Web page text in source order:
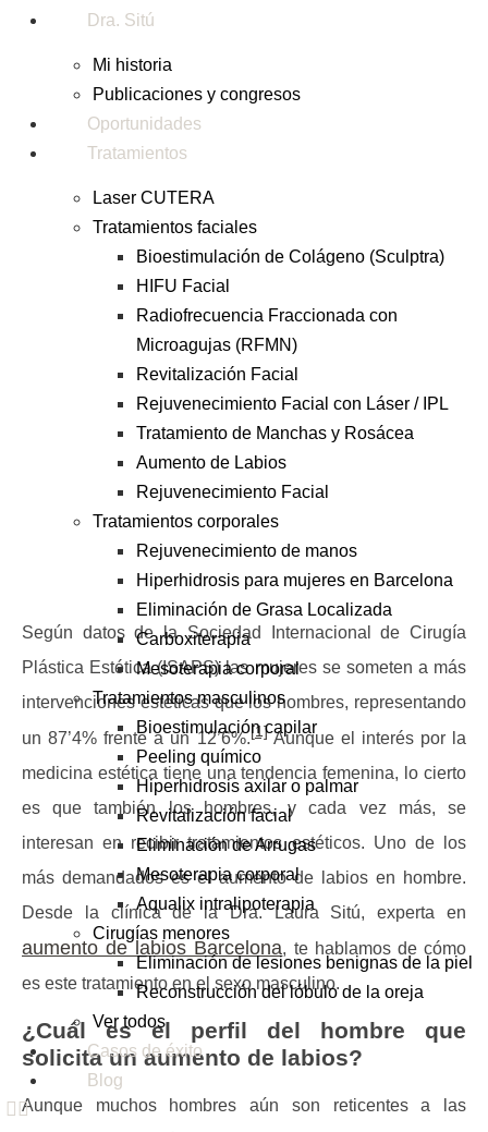
Dra. Sitú
Mi historia
Publicaciones y congresos
Oportunidades
Tratamientos
Laser CUTERA
Tratamientos faciales
Bioestimulación de Colágeno (Sculptra)
HIFU Facial
Radiofrecuencia Fraccionada con
Microagujas (RFMN)
Revitalización Facial
Rejuvenecimiento Facial con Láser / IPL
Tratamiento de Manchas y Rosácea
Aumento de Labios
Rejuvenecimiento Facial
Tratamientos corporales
Rejuvenecimiento de manos
Hiperhidrosis para mujeres en Barcelona
Eliminación de Grasa Localizada
Carboxiterapia
Mesoterapia corporal
Tratamientos masculinos
Bioestimulación capilar
Peeling químico
Hiperhidrosis axilar o palmar
Revitalización facial
Eliminación de Arrugas
Mesoterapia corporal
Aqualix intralipoterapia
Cirugías menores
Eliminación de lesiones benignas de la piel
Reconstrucción del lóbulo de la oreja
Ver todos
Casos de éxito
Blog
Aumento de labios
en hombre: También
para él
MEDICINA ESTETICA AVANZADA DRA. LAURA SITU
Según datos de la Sociedad Internacional de Cirugía
Plástica Estética (ISAPS) las mujeres se someten a más
intervenciones estéticas que los hombres, representando
un 87’4% frente a un 12’6%.[1]Aunque el interés por la
medicina estética tiene una tendencia femenina, lo cierto
es que también los hombres, y cada vez más, se
interesan en recibir tratamientos estéticos. Uno de los
más demandados es elaumento de labios en hombre.
Desde la clínica de laDra. Laura Sitú, experta en
aumento de labios Barcelona, te hablamos de cómo
es este tratamiento en el sexo masculino.
¿Cuál es el perfil del hombre que
solicita un aumento de labios?
Aunque muchos hombres aún son reticentes a las